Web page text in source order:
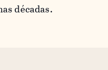
décadas.